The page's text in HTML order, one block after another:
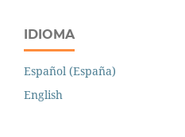
IDIOMA
Español (España)
English